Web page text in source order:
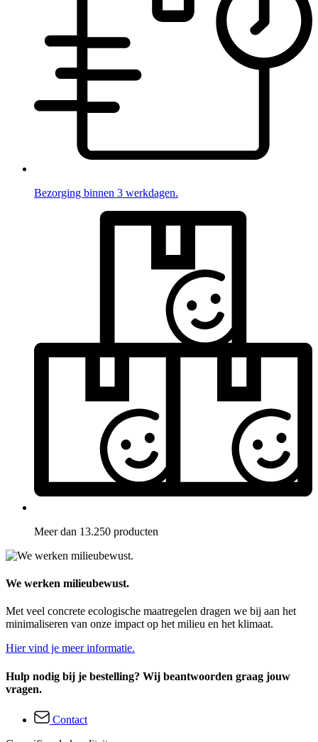
Bezorging binnen 3 werkdagen.
Meer dan 13.250 producten
We werken milieubewust.
Met veel concrete ecologische maatregelen dragen we bij aan het
minimaliseren van onze impact op het milieu en het klimaat.
Hier vind je meer informatie.
Hulp nodig bij je bestelling? Wij beantwoorden graag jouw
vragen.
Contact